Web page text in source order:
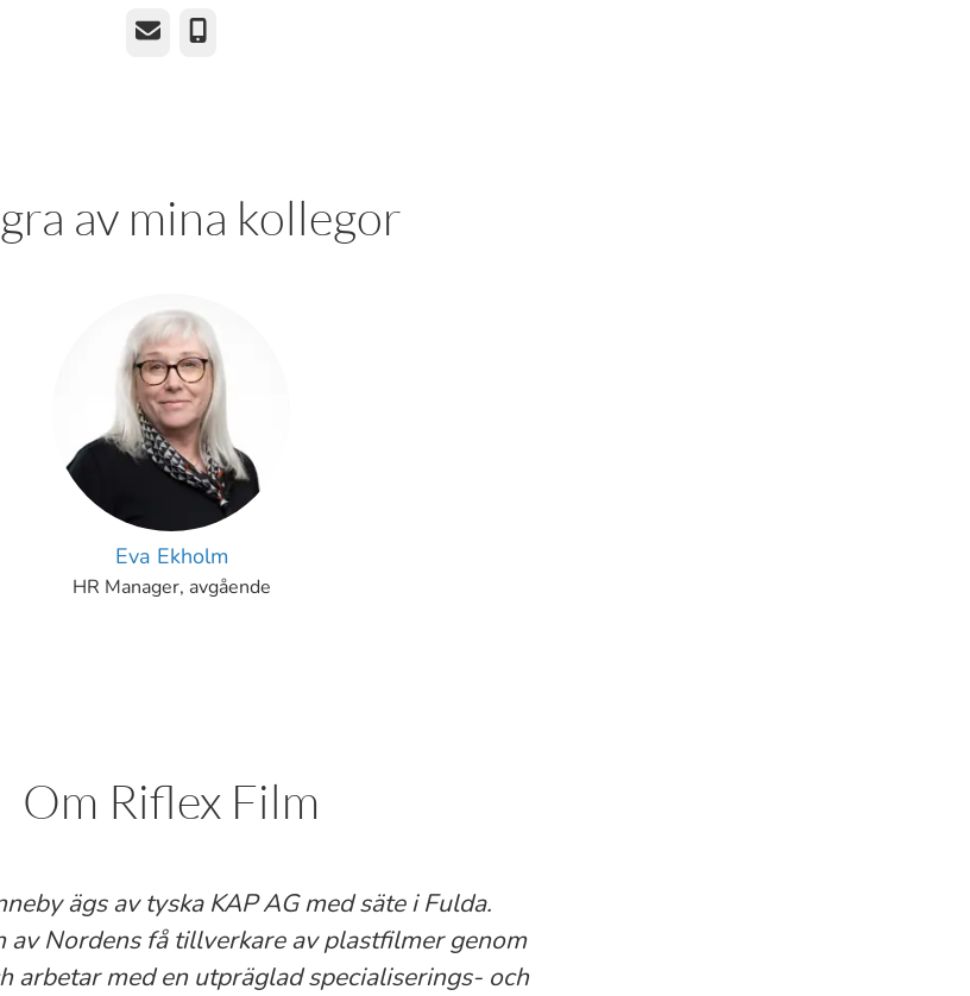
E-post Telefon
av mina kollegor
Eva Ekholm
HR Manager, avgående
Om Riflex Film
ägs av tyska KAP AG med säte i Fulda.
av Nordens få tillverkare av plastfilmer genom
arbetar med en utpräglad specialiserings- och